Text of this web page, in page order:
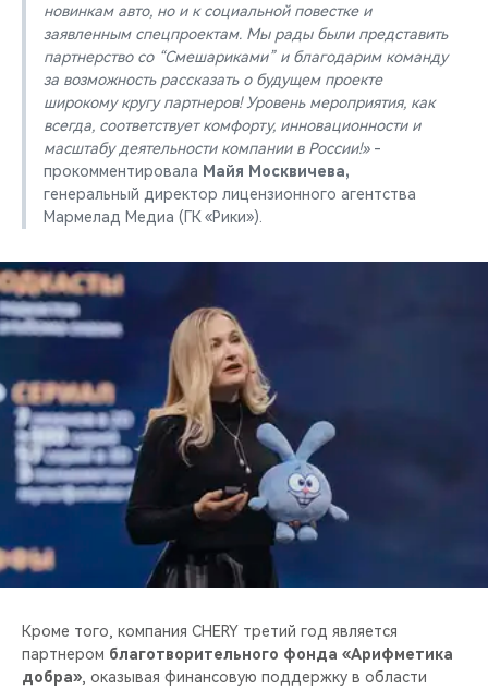
новинкам авто, но и к социальной повестке и
заявленным спецпроектам. Мы рады были представить
партнерство со “Смешариками” и благодарим команду
за возможность рассказать о будущем проекте
широкому кругу партнеров! Уровень мероприятия, как
всегда, соответствует комфорту, инновационности и
масштабу деятельности компании в России!»-
прокомментировала Майя Москвичева,
генеральный директор лицензионного агентства
Мармелад Медиа (ГК «Рики»).
Кроме того, компания CHERY третий год является
партнером благотворительного фонда «Арифметика
добра» , оказывая финансовую поддержку в области